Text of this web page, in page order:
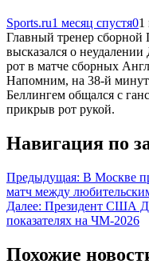
Sports.ru1 месяц спустя01
Главный тренер сборной
высказался о
рот в матче сборных
Напомним, на 38-й
Беллингем общался с
прикрыв рот рукой.
Навигация по
Предыдущая: В Москве
матч между
Далее: Президент США
показателях на ЧМ-2026
Похожие